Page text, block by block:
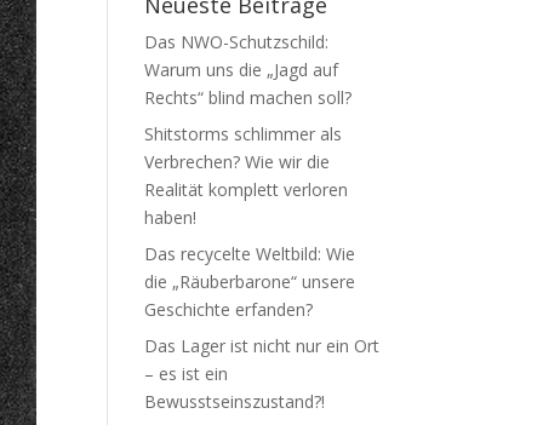
Das NWO-Schutzschild:
Warum uns die „Jagd auf
Rechts“ blind machen soll?
Shitstorms schlimmer als
Verbrechen? Wie wir die
Realität komplett verloren
haben!
Das recycelte Weltbild: Wie
die „Räuberbarone“ unsere
Geschichte erfanden?
Das Lager ist nicht nur ein Ort
– es ist ein
Bewusstseinszustand?!